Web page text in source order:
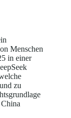
Menschen
in einer
zu